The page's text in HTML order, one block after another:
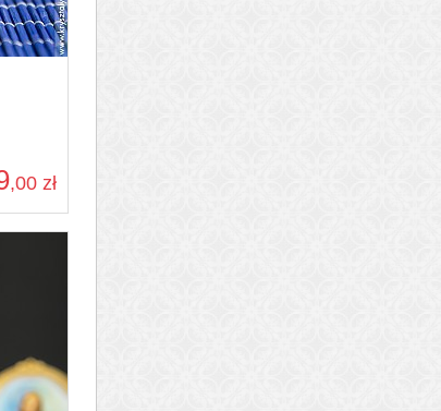
,00zł